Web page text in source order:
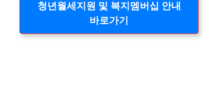
청년월세지원 및 복지멤버십 안내
바로가기